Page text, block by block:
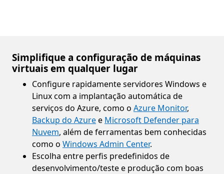
Simplifique a configuração de máquinas
virtuais em qualquer lugar
Configure rapidamente servidores Windows e
Linux com a implantação automática de
serviços do Azure, como o Azure Monitor,
Backup do Azuree Microsoft Defender para
Nuvem, além de ferramentas bem conhecidas
como o Windows Admin Center.
Escolha entre perfis predefinidos de
desenvolvimento/teste e produção com boas